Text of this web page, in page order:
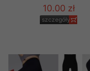
10.00 zł
szczegóły